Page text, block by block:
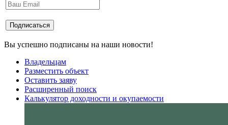
Вы успешно подписаны на наши новости!
Владельцам
Разместить объект
Оставить заяву
Расширенный поиск
Калькулятор доходности и окупаемости